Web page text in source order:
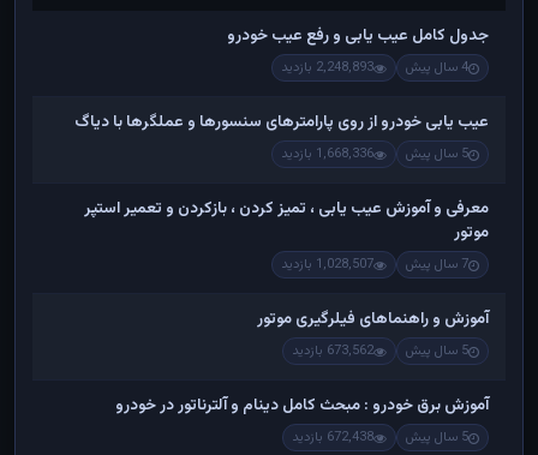
عنوان — مرتب‌شده براساس پربازدیدترین
جدول کامل عیب یابی و رفع عیب خودرو
4 سال پیش 2,248,893 بازدید
عیب یابی خودرو از روی پارامترهای سنسورها و عملگرها با دیاگ
5 سال پیش 1,668,336 بازدید
معرفی و آموزش عیب یابی ، تمیز کردن ، بازکردن و تعمیر استپر
موتور
7 سال پیش 1,028,507 بازدید
آموزش و راهنماهای فیلرگیری موتور
5 سال پیش 673,562 بازدید
آموزش برق خودرو : مبحث کامل دینام و آلترناتور در خودرو
5 سال پیش 672,438 بازدید